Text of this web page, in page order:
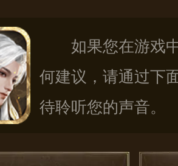
如果您在游戏
何建议，请通过下
待聆听您的声音。